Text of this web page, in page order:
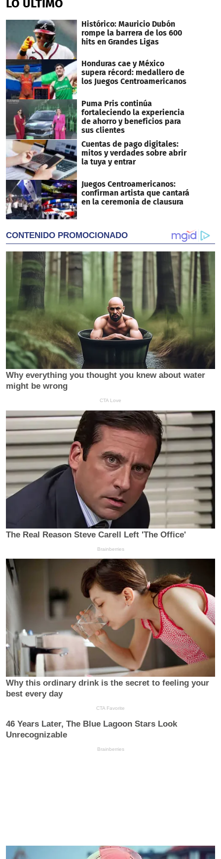
55
LO ÚLTIMO
Histórico: Mauricio Dubón
rompe la barrera de los 600
hits en Grandes Ligas
Honduras cae y México
supera récord: medallero de
los Juegos Centroamericanos
Puma Pris continúa
fortaleciendo la experiencia
de ahorro y beneficios para
sus clientes
Cuentas de pago digitales:
mitos y verdades sobre abrir
la tuya y entrar
Juegos Centroamericanos:
confirman artista que cantará
en la ceremonia de clausura